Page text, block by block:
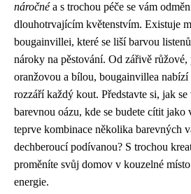
náročnéa s trochou péče se vám
dlouhotrvajícím květenstvím. Existuje
bougainvillei, které se liší barvou
nároky na pěstování. Od zářivě
oranžovou a bílou, bougainvillea nabízí
rozzáří každý kout. Představte si, jak
barevnou oázu, kde se budete cítit
teprve kombinace několika barevných
dechberoucí podívanou? S trochou
proměníte svůj domov v kouzelné
energie.